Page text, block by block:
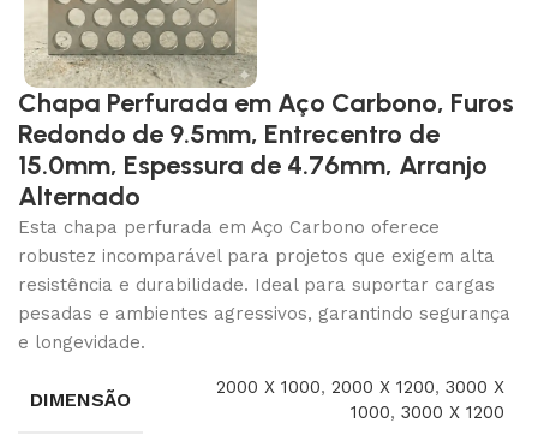
Chapa Perfurada em Aço Carbono, Furos
Redondo de 9.5mm, Entrecentro de
15.0mm, Espessura de 4.76mm, Arranjo
Alternado
Esta chapa perfurada em Aço Carbono oferece
robustez incomparável para projetos que exigem alta
resistência e durabilidade. Ideal para suportar cargas
pesadas e ambientes agressivos, garantindo segurança
e longevidade.
DIMENSÃO
2000 X 1000,2000 X 1200,3000 X
1000,3000 X 1200